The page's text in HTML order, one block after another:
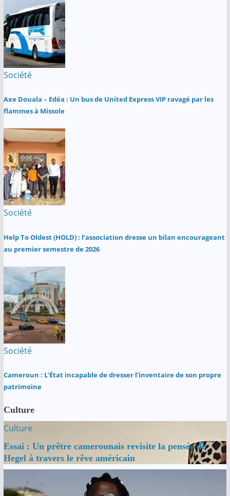
Société
Axe Douala – Edéa : Un bus de United Express VIP ravagé par les
flammes à Missole
Société
Help To Oldest (HOLD) : l’association dresse un bilan encourageant
au premier semestre de 2026
Société
Cameroun : L’État incapable de dresser l’inventaire de son propre
patrimoine
Culture
Culture
Essai : Un prêtre camerounais revisite la pensée de
Hegel à travers le rêve américain